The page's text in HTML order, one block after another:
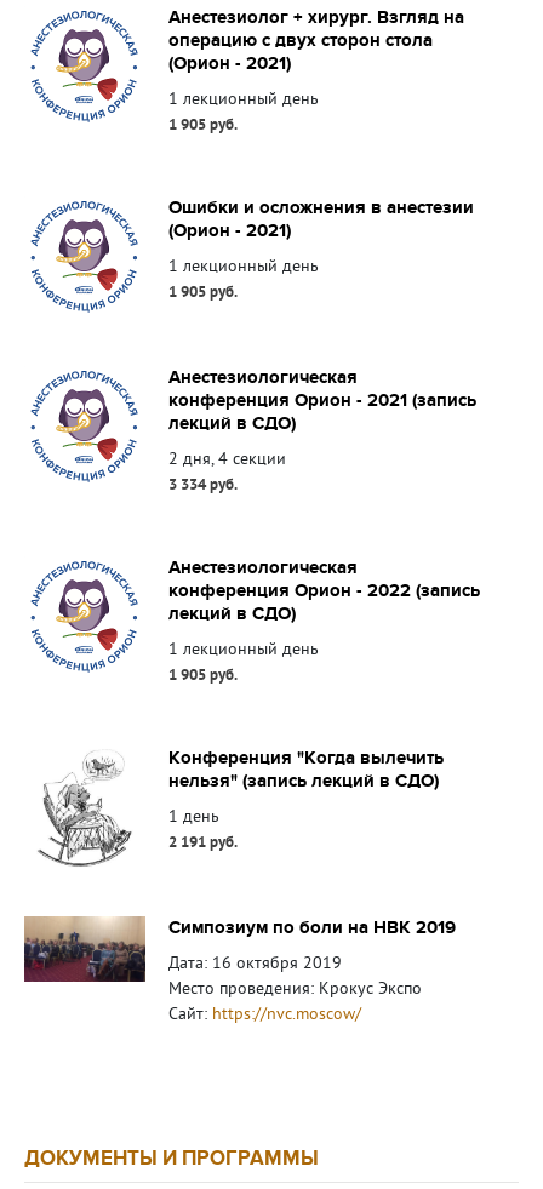
Анестезиолог + хирург. Взгляд на
операцию с двух сторон стола
(Орион - 2021)
1 лекционный день
1 905 руб.
Ошибки и осложнения в анестезии
(Орион - 2021)
1 лекционный день
1 905 руб.
Анестезиологическая
конференция Орион - 2021 (запись
лекций в СДО)
2 дня, 4 секции
3 334 руб.
Анестезиологическая
конференция Орион - 2022 (запись
лекций в СДО)
1 лекционный день
1 905 руб.
Конференция "Когда вылечить
нельзя" (запись лекций в СДО)
1 день
2 191 руб.
Симпозиум по боли на НВК 2019
Дата: 16 октября 2019
Место проведения: Крокус Экспо
Сайт: https://nvc.moscow/
ДОКУМЕНТЫ И ПРОГРАММЫ